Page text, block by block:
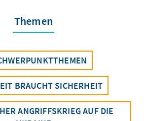
Themen
BRAUCHT SICHERHEIT
ANGRIFFSKRIEG AUF DIE